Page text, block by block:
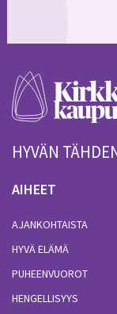
HYVÄN
AIHEET
AJANKOHTAISTA
HYVÄ ELÄMÄ
PUHEENVUOROT
HENGELLISYYS